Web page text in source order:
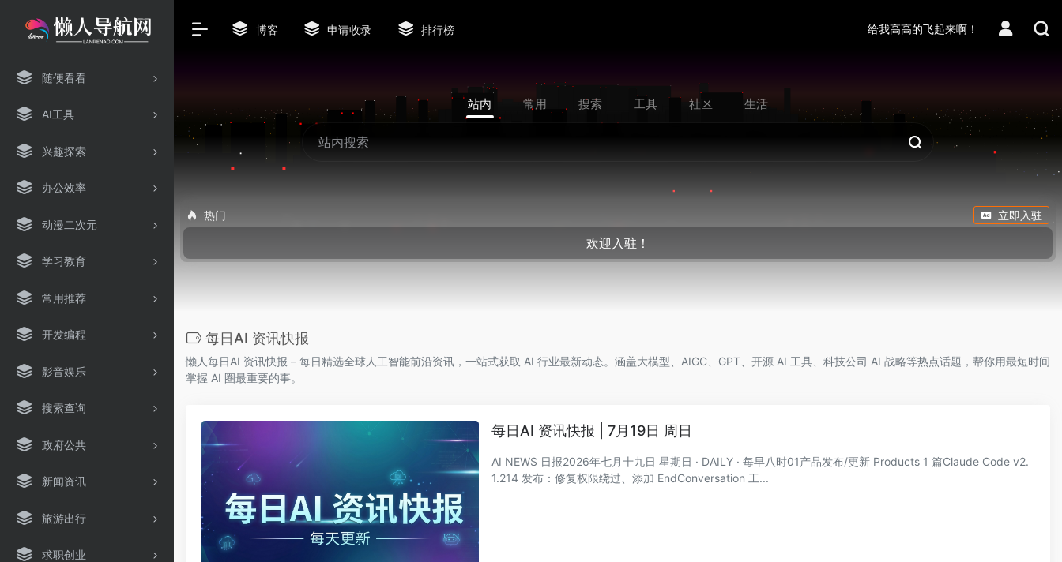
随便看看
AI工具
兴趣探索
办公效率
动漫二次元
学习教育
常用推荐
开发编程
影音娱乐
搜索查询
政府公共
新闻资讯
旅游出行
求职创业
博客 申请收录 排行榜 给我高高的飞起来啊！
站内 常用 搜索 工具 社区 生活
热门 立即入驻
欢迎入驻！
每日AI 资讯快报
懒人每日AI 资讯快报 – 每日精选全球人工智能前沿资讯，一站式获取 AI 行业最新动态。涵盖大模型、AIGC、GPT、开源 AI 工具、科技公司 AI 战略等热点话题，帮你用最短时间
掌握 AI 圈最重要的事。
每日AI 资讯快报 | 7月19日 周日
AI NEWS 日报2026年七月十九日 星期日 · DAILY · 每早八时01产品发布/更新 Products 1 篇Claude Code v2.
1.214 发布：修复权限绕过、添加 EndConversation 工...